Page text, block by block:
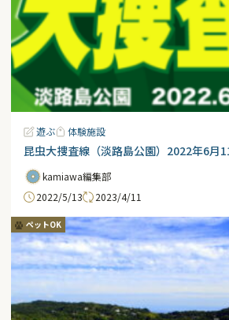
遊ぶ 体験施設
昆虫大捜査線（淡路島公園）2022年6月
kamiawa編集部
2022/5/13
2023/4/11
ペットOK